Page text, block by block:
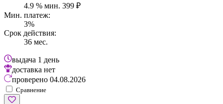
4.9 % мин. 399 ₽
Мин. платеж:
3%
Срок действия:
36 мес.
выдача 1 день
доставка нет
проверено 04.08.2026
Сравнение